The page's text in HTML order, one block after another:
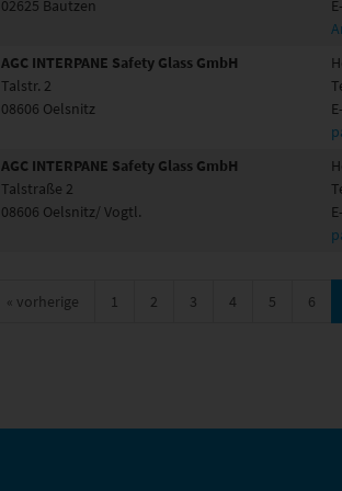
02625 Bautzen
AGC INTERPANE Safety Glass GmbH
Talstr. 2
08606 Oelsnitz
AGC INTERPANE Safety Glass GmbH
Talstraße 2
08606 Oelsnitz/ Vogtl.
« vorherige 1 2 3 4 5 6